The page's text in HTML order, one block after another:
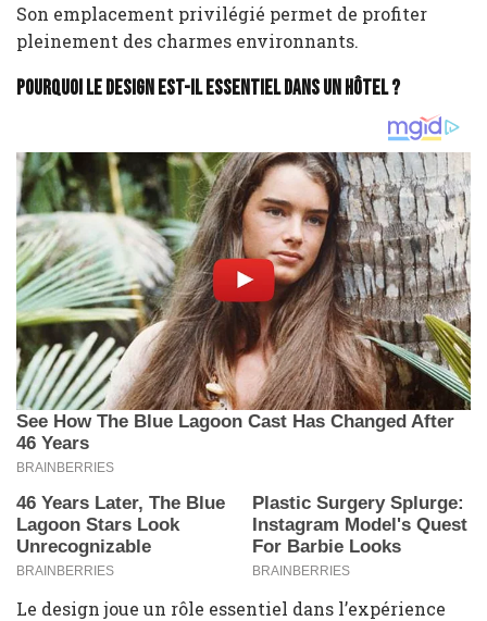
Son emplacement privilégié permet de profiter
pleinement des charmes environnants.
Pourquoi le design est-il essentiel dans un hôtel ?
Le design joue un rôle essentiel dans l’expérience